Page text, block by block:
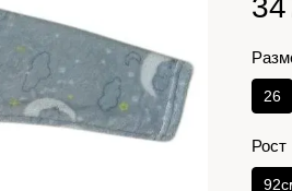
26
Рост